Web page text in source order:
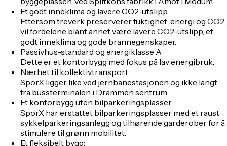
Et godt inneklima og lavere CO2-utslipp
Ettersom treverk preserverer fuktighet, energi og CO2,
vil fordelene blant annet være lavere CO2-utslipp, et
godt inneklima og gode brannegenskaper.
Passivhus-standard og energiklasse A
Dette er et kontorbygg med fokus på lav energibruk.
Nærhet til kollektivtransport
SporX ligger like ved jernbanestasjonen og ikke langt
fra bussterminalen i Drammen sentrum
Et kontorbygg uten bilparkeringsplasser
SporX har erstattet bilparkeringsplasser med et raust
sykkelparkeringsanlegg og tilhørende garderober for å
stimulere til grønn mobilitet.
Et fleksibelt bygg: